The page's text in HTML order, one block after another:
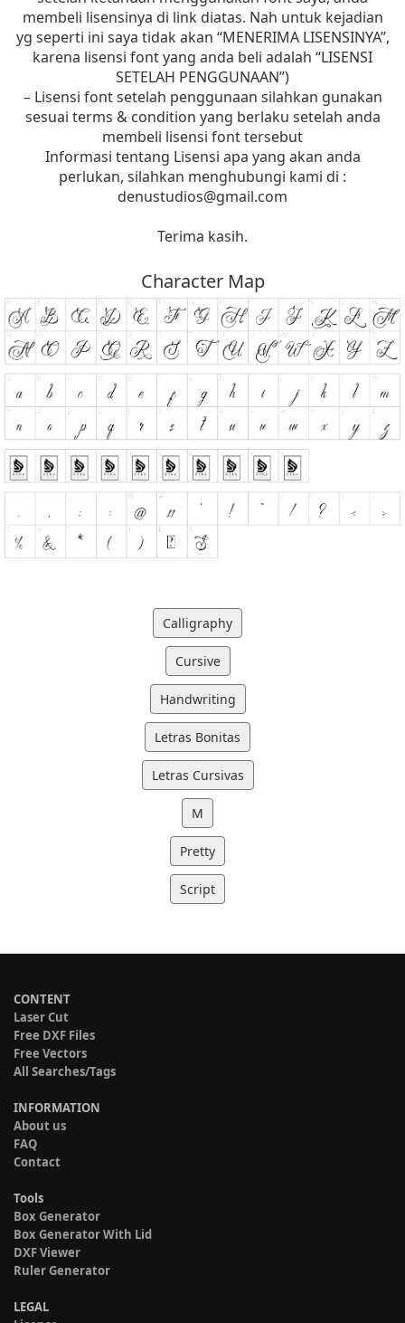
membeli lisensinya di link diatas. Nah untuk kejadian
yg seperti ini saya tidak akan “MENERIMA LISENSINYA”,
karena lisensi font yang anda beli adalah “LISENSI
SETELAH PENGGUNAAN”)
– Lisensi font setelah penggunaan silahkan gunakan
sesuai terms & condition yang berlaku setelah anda
membeli lisensi font tersebut
Informasi tentang Lisensi apa yang akan anda
perlukan, silahkan menghubungi kami di :
denustudios@gmail.com
Terima kasih.
Character Map
Calligraphy
Cursive
Handwriting
Letras Bonitas
Letras Cursivas
M
Pretty
Script
CONTENT
Laser Cut
Free DXF Files
Free Vectors
All Searches/Tags
INFORMATION
About us
FAQ
Contact
Tools
Box Generator
Box Generator With Lid
DXF Viewer
Ruler Generator
LEGAL